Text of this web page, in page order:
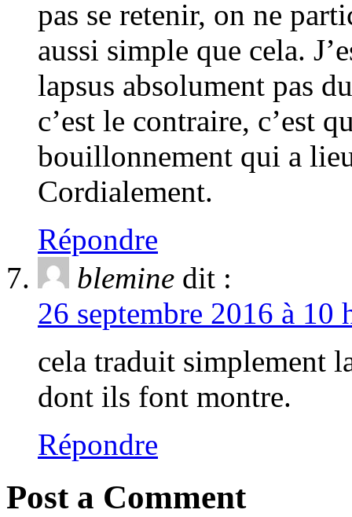
pas se retenir, on ne
aussi simple que cela.
lapsus absolument pas
c’est le contraire, c’est
bouillonnement qui a
Cordialement.
Répondre
blemine dit :
26 septembre 2016 à
cela traduit simplement
dont ils font montre.
Répondre
Post a Comment